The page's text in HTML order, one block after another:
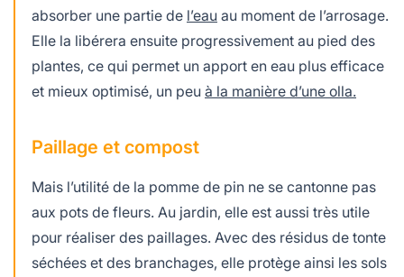
absorber une partie de l’eau au moment de l’arrosage.
Elle la libérera ensuite progressivement au pied des
plantes, ce qui permet un apport en eau plus efficace
et mieux optimisé, un peu à la manière d’une olla.
Paillage et compost
Mais l’utilité de la pomme de pin ne se cantonne pas
aux pots de fleurs. Au jardin, elle est aussi très utile
pour réaliser des paillages. Avec des résidus de tonte
séchées et des branchages, elle protège ainsi les sols